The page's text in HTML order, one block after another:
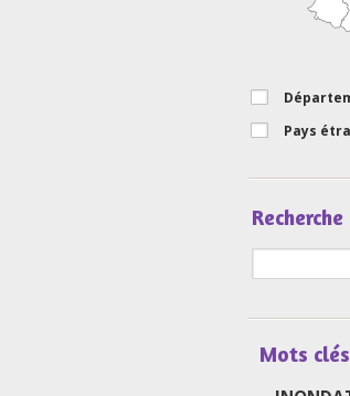
Pays
Recherche
Mots clés